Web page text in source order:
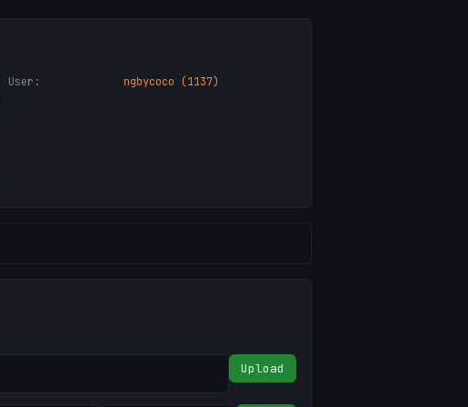
User: ngbycoco (1137)
Upload